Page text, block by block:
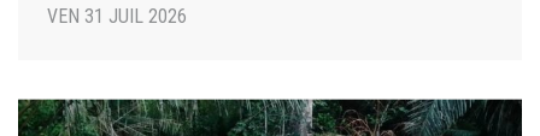
VEN 31 JUIL 2026